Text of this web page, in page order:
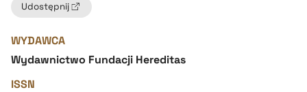
Udostępnij
WYDAWCA
Wydawnictwo Fundacji Hereditas
ISSN